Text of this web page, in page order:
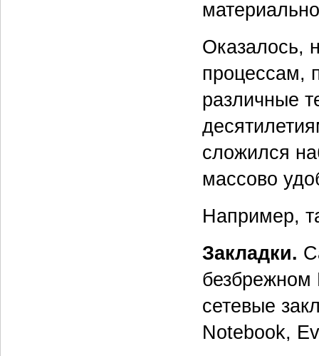
Оказалось,
процессам,
различные
сложился
массово
Например,
Закладки.
безбрежном
сетевые
Notebook,